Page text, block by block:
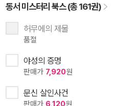
동서 미스터리 북스 (총 161권)
허무에의 제물
품절
야성의 증명
판매가 7,920원
문신 살인사건
판매가 6,120원